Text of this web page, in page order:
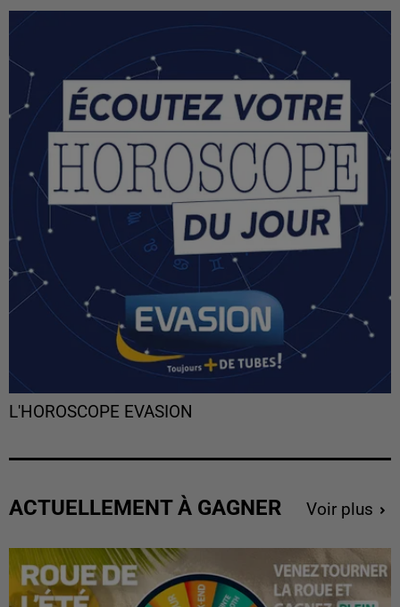
L'HOROSCOPE EVASION
ACTUELLEMENT À GAGNER Voir plus